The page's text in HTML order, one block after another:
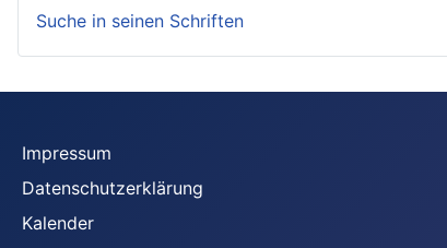
Suche in seinen Schriften
Impressum
Datenschutzerklärung
Kalender